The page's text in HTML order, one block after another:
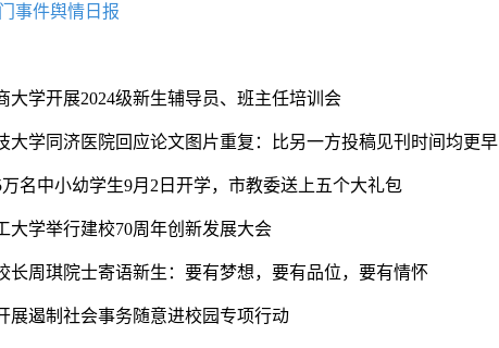
事件舆情日报
学开展2024级新生辅导员、班主任培训会
大学同济医院回应论文图片重复：比另一方投稿见刊时间均更早
名中小幼学生9月2日开学，市教委送上五个大礼包
大学举行建校70周年创新发展大会
长周琪院士寄语新生：要有梦想，要有品位，要有情怀
展遏制社会事务随意进校园专项行动